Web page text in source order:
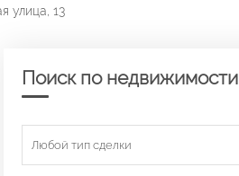
улица, 13
Поиск по недвижимости
Любой тип сделки